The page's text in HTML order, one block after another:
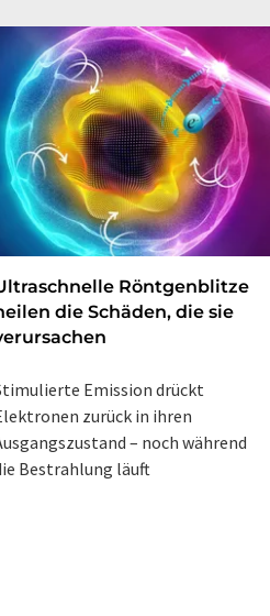
Röntgenblitze
die Schäden, die sie
Emission drückt
zurück in ihren
– noch während
Bestrahlung läuft